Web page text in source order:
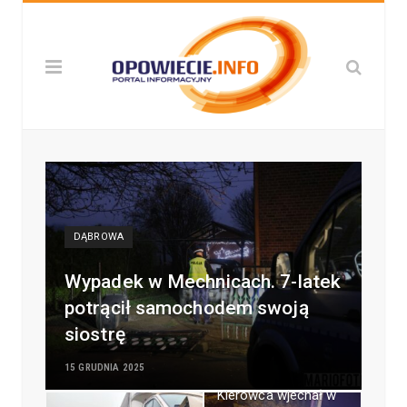
DĄBROWA
Wypadek w Mechnicach. 7-latek
potrącił samochodem swoją
siostrę
15 GRUDNIA 2025
Kierowca wjechał w